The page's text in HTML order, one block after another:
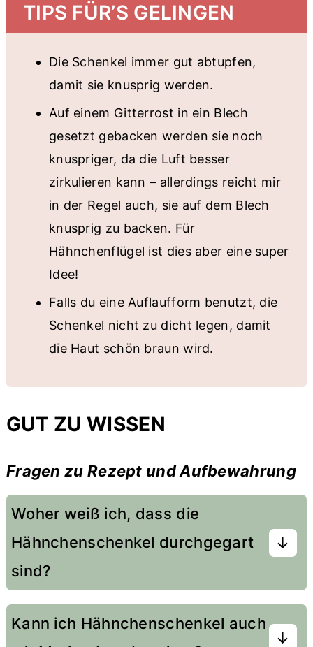
TIPS FÜR’S GELINGEN
Die Schenkel immer gut abtupfen,
damit sie knusprig werden.
Auf einem Gitterrost in ein Blech
gesetzt gebacken werden sie noch
knuspriger, da die Luft besser
zirkulieren kann – allerdings reicht mir
in der Regel auch, sie auf dem Blech
knusprig zu backen. Für
Hähnchenflügel ist dies aber eine super
Idee!
Falls du eine Auflaufform benutzt, die
Schenkel nicht zu dicht legen, damit
die Haut schön braun wird.
GUT ZU WISSEN
Fragen zu Rezept und Aufbewahrung
Woher weiß ich, dass die
Hähnchenschenkel durchgegart
sind?
Die Kerntemperatur sollte mindestens 82°C
betragen. Falls du kein Thermometer hast,
Kann ich Hähnchenschenkel auch